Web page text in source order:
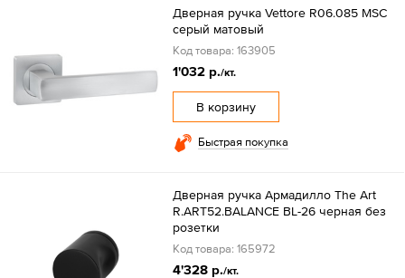
Дверная ручка Vettore R06.085 MSC
серый матовый
Код товара: 163905
1'032 р./кт.
В корзину
Быстрая покупка
Дверная ручка Армадилло The Art
R.ART52.BALANCE BL-26 черная без
розетки
Код товара: 165972
4'328 р./кт.